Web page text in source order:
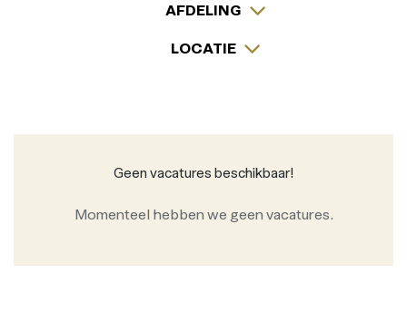
AFDELING
LOCATIE
Geen vacatures beschikbaar!
Momenteel hebben we geen vacatures.